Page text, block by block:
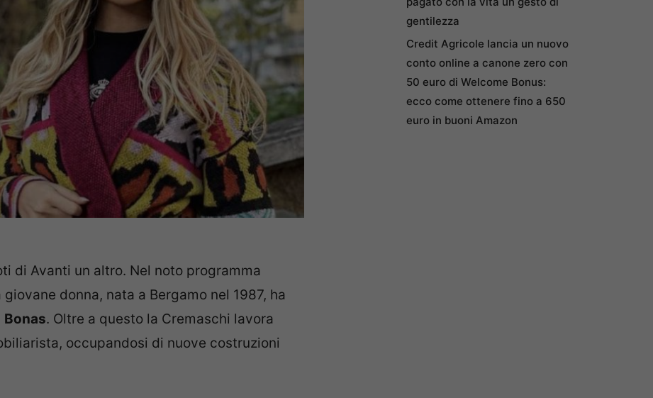
di Avanti un altro. Nel noto programma
donna, nata a Bergamo nel 1987, ha
Bonas. Oltre a questo la Cremaschi lavora
occupandosi di nuove costruzioni
gentilezza
Credit Agricole lancia un nuovo
conto online a canone zero con
50 euro di Welcome Bonus:
ecco come ottenere fino a 650
euro in buoni Amazon